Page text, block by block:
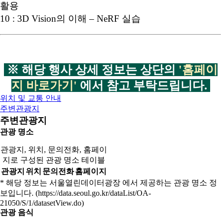
활용
10 : 3D Vision의 이해 – NeRF 실습
※ 해당 행사 상세 정보는 상단의 '홈페이
지 바로가기' 에서 참고 부탁드립니다.
위치 및 교통 안내
주변관광지
주변관광지
관광 명소
관광지, 위치, 문의전화, 홈페이
지로 구성된 관광 명소 테이블
관광지 위치 문의전화홈페이지
* 해당 정보는 서울열린데이터광장 에서 제공하는 관광 명소 정
보입니다. (https://data.seoul.go.kr/dataList/OA-
21050/S/1/datasetView.do)
관광 음식